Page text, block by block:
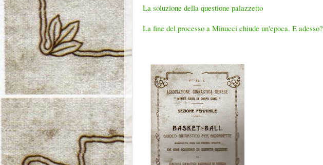
La soluzione della questione palazzetto
La fine del processo a Minucci chiude un'epoca. E adesso?